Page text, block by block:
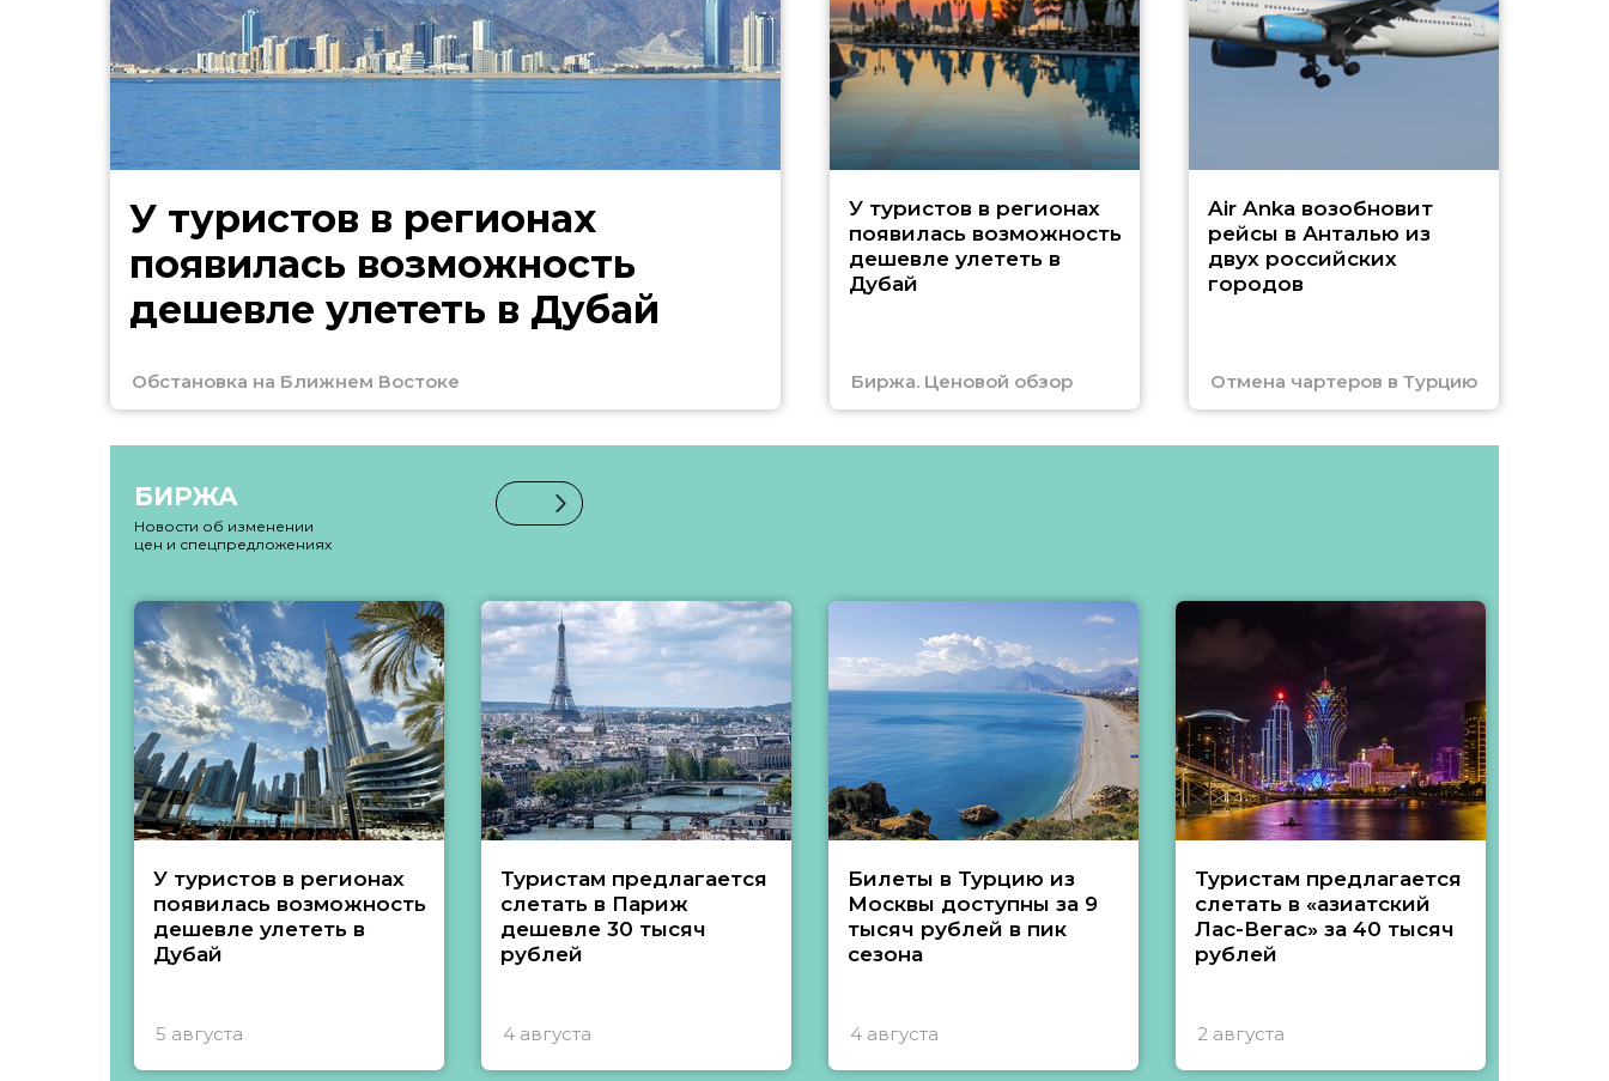
У туристов в регионах
появилась возможность
дешевле улететь в Дубай
Обстановка на Ближнем Востоке
У туристов в регионах
появилась возможность
дешевле улететь в
Дубай
Биржа. Ценовой обзор
Air Anka возобновит
рейсы в Анталью из
двух российских
городов
Отмена чартеров в Турцию
БИРЖА
Новости об изменении
цен и спецпредложениях
У туристов в регионах
появилась возможность
дешевле улететь в
Дубай
5 августа
Туристам предлагается
слетать в Париж
дешевле 30 тысяч
рублей
4 августа
Билеты в Турцию из
Москвы доступны за 9
тысяч рублей в пик
сезона
4 августа
Туристам предлагается
слетать в «азиатский
Лас-Вегас» за 40 тысяч
рублей
2 августа